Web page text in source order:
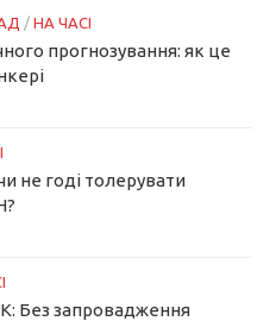
/ НА ЧАСІ
прогнозування: як це
не годі толерувати
Без запровадження